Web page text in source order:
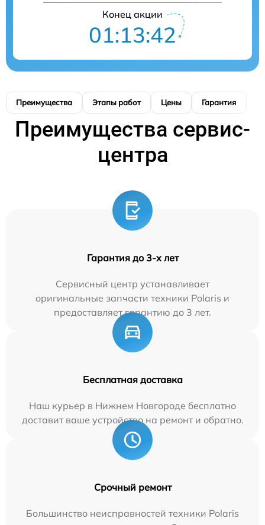
Конец акции
01:13:41
Преимущества Этапы работ Цены Гарантия
Преимущества сервис-
центра
Гарантия до 3-х лет
Сервисный центр устанавливает
оригинальные запчасти техники Polaris и
предоставляет гарантию до 3 лет.
Бесплатная доставка
Наш курьер в Нижнем Новгороде бесплатно
доставит ваше устройство на ремонт и обратно.
Срочный ремонт
Большинство неисправностей техники Polaris